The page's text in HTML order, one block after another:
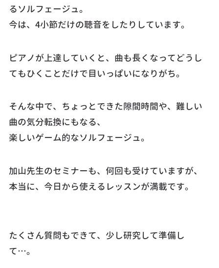
るソルフェージュ。
今は、4小節だけの聴音をしたりしています。
ピアノが上達していくと、曲も長くなってどうし
てもひくことだけで目いっぱいになりがち。
そんな中で、ちょっとできた隙間時間や、難しい
曲の気分転換にもなる、
楽しいゲーム的なソルフェージュ。
加山先生のセミナーも、何回も受けていますが、
本当に、今日から使えるレッスンが満載です。
たくさん質問もできて、少し研究して準備し
て…。